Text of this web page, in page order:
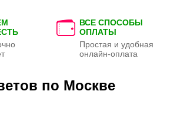
ВСЕ СПОСОБЫ
ОПЛАТЫ
Простая и удобная
онлайн-оплата
по Москве